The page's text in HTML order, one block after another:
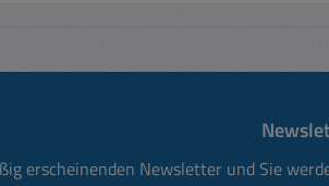
erscheinenden Newsletter und Sie